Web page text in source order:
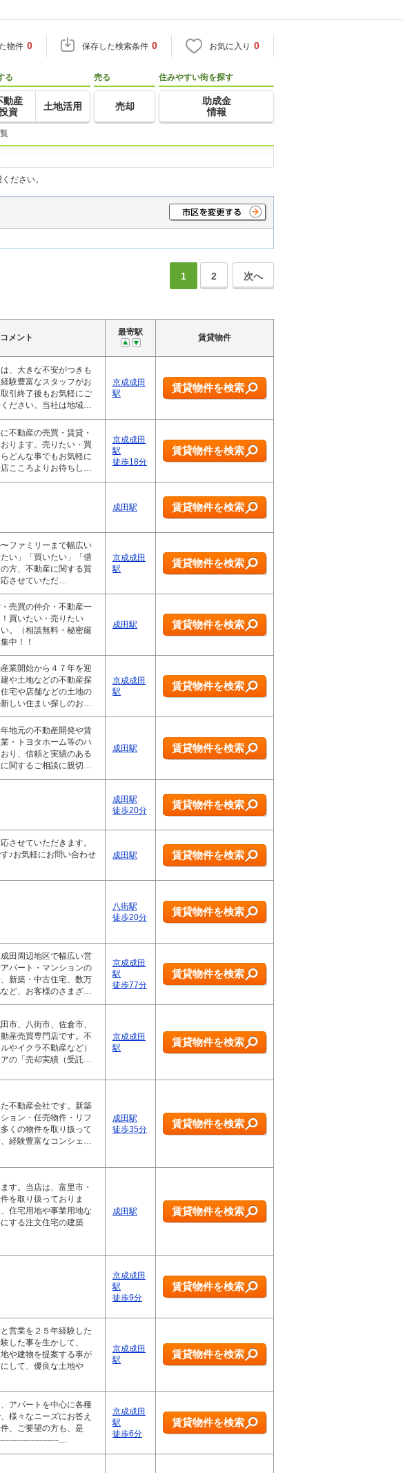
物件 0 保存した検索条件 0 お気に入り 0
る
動産
資
土地活用
売る
売却
住みやすい街を探す
助成金
情報
ださい。
1 2 次へ
メント
最寄駅
賃貸物件
、大きな不安がつきも
験豊富なスタッフがお
引終了後もお気軽にご
ださい。当社は地域…
京成成田
駅
賃貸物件を検索
不動産の売買・賃貸・
ります。売りたい・買
どんな事でもお気軽に
こころよりお待ちし…
京成成田
駅
徒歩18分
賃貸物件を検索
成田駅 賃貸物件を検索
ファミリーまで幅広い
い」「買いたい」「借
方、不動産に関する質
応させていただ…
京成成田
駅
賃貸物件を検索
売買の仲介・不動産一
買いたい・売りたい
。（相談無料・秘密厳
中！！
成田駅 賃貸物件を検索
業開始から４７年を迎
や土地などの不動産探
宅や店舗などの土地の
しい住まい探しのお…
京成成田
駅
賃貸物件を検索
地元の不動産開発や賃
・トヨタホーム等のハ
り、信頼と実績のある
関するご相談に親切…
成田駅 賃貸物件を検索
成田駅
徒歩20分
賃貸物件を検索
させていただきます。
♪お気軽にお問い合わせ
成田駅 賃貸物件を検索
八街駅
徒歩20分
賃貸物件を検索
田周辺地区で幅広い営
パート・マンションの
新築・中古住宅、数万
ど、お客様のさまざ…
京成成田
駅
徒歩77分
賃貸物件を検索
市、八街市、佐倉市、
産売買専門店です。不
やイクラ不動産など）
の「売却実績（受託…
京成成田
駅
賃貸物件を検索
不動産会社です。新築
ョン・任売物件・リフ
くの物件を取り扱って
経験豊富なコンシェ…
成田駅
徒歩35分
賃貸物件を検索
す。当店は、富里市・
を取り扱っておりま
住宅用地や事業用地な
する注文住宅の建築
成田駅 賃貸物件を検索
京成成田
駅
徒歩9分
賃貸物件を検索
営業を２５年経験した
した事を生かして、
や建物を提案する事が
して、優良な土地や
京成成田
駅
賃貸物件を検索
アパートを中心に各種
様々なニーズにお答え
、ご要望の方も、是
…
京成成田
駅
徒歩6分
賃貸物件を検索